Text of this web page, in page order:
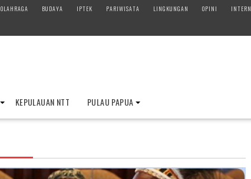
OLAHRAGA BUDAYA IPTEK PARIWISATA LINGKUNGAN OPINI
KEPULAUAN NTT PULAU PAPUA